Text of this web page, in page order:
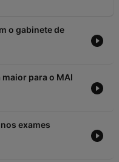
o gabinete de
maior para o MAI
exames